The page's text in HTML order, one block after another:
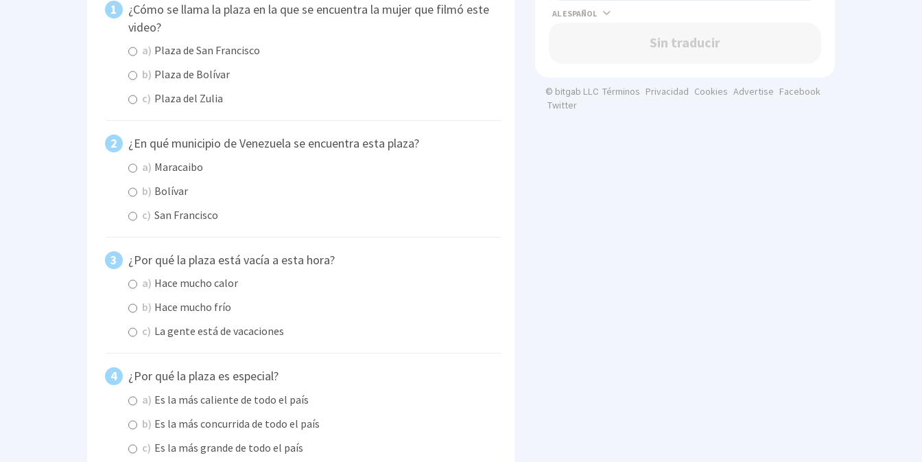
¿Cómo se llama la plaza en la que se encuentra la mujer que filmó este
video?
a) Plaza de San Francisco
b) Plaza de Bolívar
c) Plaza del Zulia
¿En qué municipio de Venezuela se encuentra esta plaza?
a) Maracaibo
b) Bolívar
c) San Francisco
¿Por qué la plaza está vacía a esta hora?
a) Hace mucho calor
b) Hace mucho frío
c) La gente está de vacaciones
¿Por qué la plaza es especial?
a) Es la más caliente de todo el país
b) Es la más concurrida de todo el país
c) Es la más grande de todo el país
AL
Sin traducir
© bitgab LLC Términos Privacidad Cookies Advertise Facebook
Twitter